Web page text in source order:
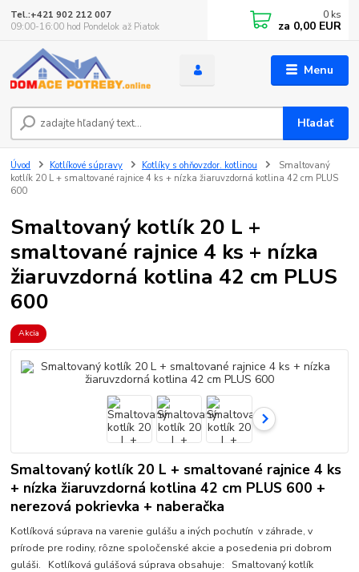
Menu
Hľadať
Tel.:+421 902 212 007
09:00-16:00 hod Pondelok až Piatok
0 ks
za 0,00 EUR
Úvod Kotlíkové súpravy Kotlíky s ohňovzdor. kotlinou
Smaltovaný
kotlík 20 L + smaltované rajnice 4 ks + nízka žiaruvzdorná kotlina 42 cm PLUS
600
Smaltovaný kotlík 20 L +
smaltované rajnice 4 ks + nízka
žiaruvzdorná kotlina 42 cm PLUS
600
Akcia
Smaltovaný kotlík 20 L + smaltované rajnice 4 ks
+ nízka žiaruvzdorná kotlina 42 cm PLUS 600 +
nerezová pokrievka + naberačka
Kotlíková súprava na varenie gulášu a iných pochutín v záhrade, v
prírode pre rodiny, rôzne spoločenské akcie a posedenia pri dobrom
guláši. Kotlíková gulášová súprava obsahuje: Smaltovaný kotlík